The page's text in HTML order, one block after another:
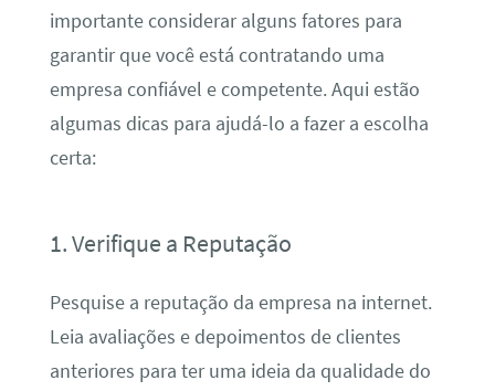
importante considerar alguns fatores para
garantir que você está contratando uma
empresa confiável e competente. Aqui estão
algumas dicas para ajudá-lo a fazer a escolha
certa:
1. Verifique a Reputação
Pesquise a reputação da empresa na internet.
Leia avaliações e depoimentos de clientes
anteriores para ter uma ideia da qualidade do